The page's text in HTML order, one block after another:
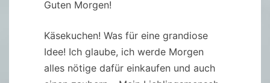
Guten Morgen!
Käsekuchen! Was für eine grandiose
Idee! Ich glaube, ich werde Morgen
alles nötige dafür einkaufen und auch